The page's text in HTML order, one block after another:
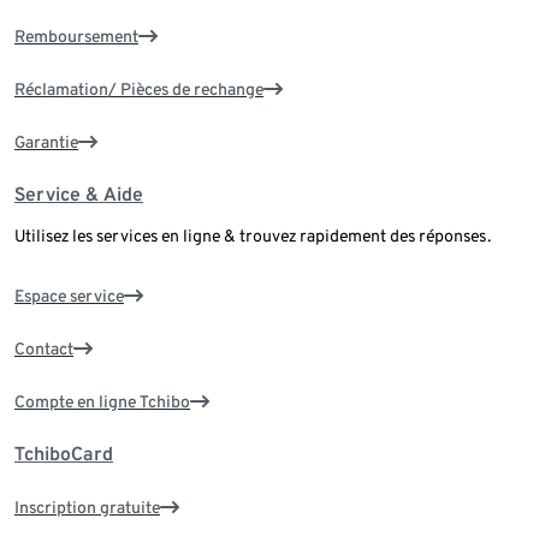
Remboursement
Réclamation/ Pièces de rechange
Garantie
Service & Aide
Utilisez les services en ligne & trouvez rapidement des réponses.
Espace service
Contact
Compte en ligne Tchibo
TchiboCard
Inscription gratuite